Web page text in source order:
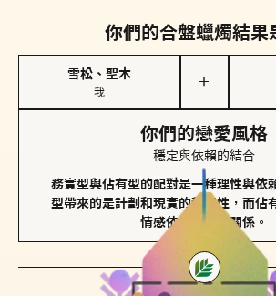
你們的合盤蠟燭結果
雪松、聖木
我
＋
你們的戀愛風格
穩定與依賴的結合
務實型與佔有型的配對是一種理性與依
型帶來的是計劃和現實的穩定性，而佔
情感依賴來維護關係。